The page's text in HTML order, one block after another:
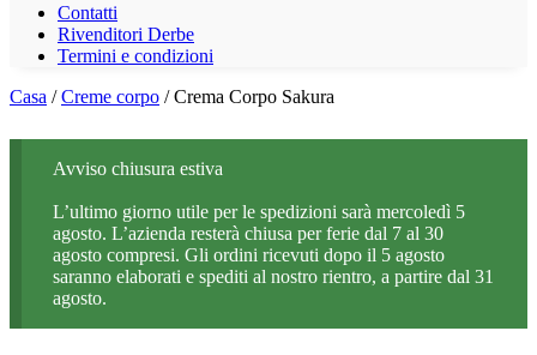
Contatti
Rivenditori Derbe
Termini e condizioni
Casa /Creme corpo / Crema Corpo Sakura
Avviso chiusura estiva
L’ultimo giorno utile per le spedizioni sarà mercoledì 5
agosto. L’azienda resterà chiusa per ferie dal 7 al 30
agosto compresi. Gli ordini ricevuti dopo il 5 agosto
saranno elaborati e spediti al nostro rientro, a partire dal 31
agosto.